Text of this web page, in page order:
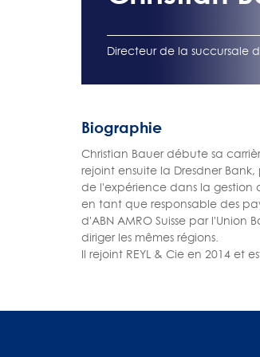
Directeur de la succursale
Biographie
Christian Bauer débute sa
rejoint ensuite la Dresdner
de l'expérience dans la gestion
en tant que responsable des
d'ABN AMRO Suisse par
diriger les mêmes régions.
Il rejoint REYL & Cie en 2014 et